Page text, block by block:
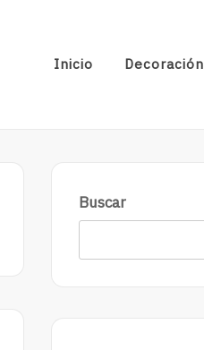
Inicio Decoración
Buscar